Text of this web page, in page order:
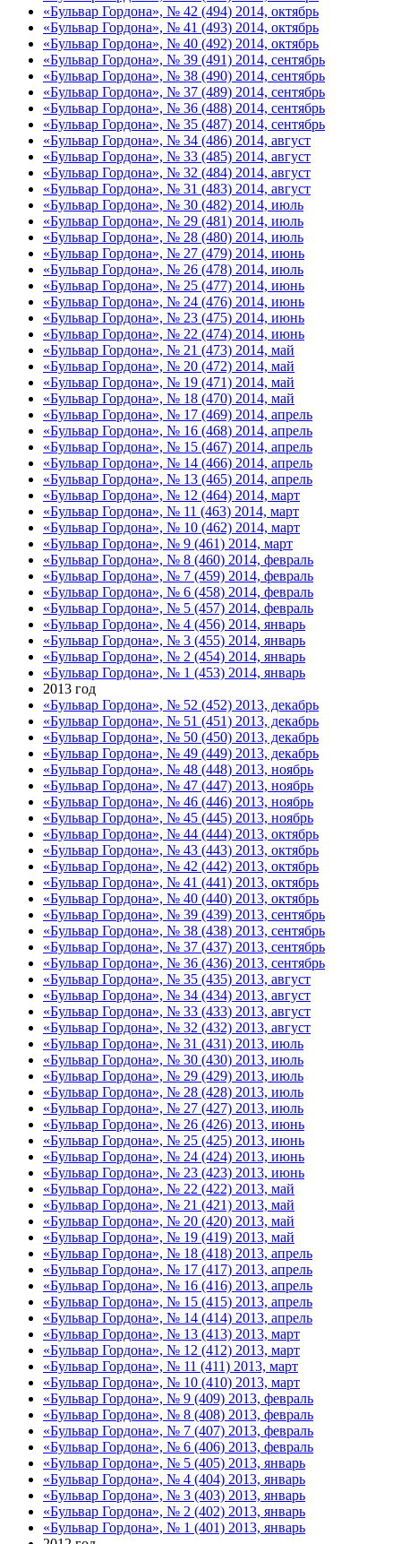
«Бульвар Гордона», № 42 (494) 2014, октябрь
«Бульвар Гордона», № 41 (493) 2014, октябрь
«Бульвар Гордона», № 40 (492) 2014, октябрь
«Бульвар Гордона», № 39 (491) 2014, сентябрь
«Бульвар Гордона», № 38 (490) 2014, сентябрь
«Бульвар Гордона», № 37 (489) 2014, сентябрь
«Бульвар Гордона», № 36 (488) 2014, сентябрь
«Бульвар Гордона», № 35 (487) 2014, сентябрь
«Бульвар Гордона», № 34 (486) 2014, август
«Бульвар Гордона», № 33 (485) 2014, август
«Бульвар Гордона», № 32 (484) 2014, август
«Бульвар Гордона», № 31 (483) 2014, август
«Бульвар Гордона», № 30 (482) 2014, июль
«Бульвар Гордона», № 29 (481) 2014, июль
«Бульвар Гордона», № 28 (480) 2014, июль
«Бульвар Гордона», № 27 (479) 2014, июнь
«Бульвар Гордона», № 26 (478) 2014, июль
«Бульвар Гордона», № 25 (477) 2014, июнь
«Бульвар Гордона», № 24 (476) 2014, июнь
«Бульвар Гордона», № 23 (475) 2014, июнь
«Бульвар Гордона», № 22 (474) 2014, июнь
«Бульвар Гордона», № 21 (473) 2014, май
«Бульвар Гордона», № 20 (472) 2014, май
«Бульвар Гордона», № 19 (471) 2014, май
«Бульвар Гордона», № 18 (470) 2014, май
«Бульвар Гордона», № 17 (469) 2014, апрель
«Бульвар Гордона», № 16 (468) 2014, апрель
«Бульвар Гордона», № 15 (467) 2014, апрель
«Бульвар Гордона», № 14 (466) 2014, апрель
«Бульвар Гордона», № 13 (465) 2014, апрель
«Бульвар Гордона», № 12 (464) 2014, март
«Бульвар Гордона», № 11 (463) 2014, март
«Бульвар Гордона», № 10 (462) 2014, март
«Бульвар Гордона», № 9 (461) 2014, март
«Бульвар Гордона», № 8 (460) 2014, февраль
«Бульвар Гордона», № 7 (459) 2014, февраль
«Бульвар Гордона», № 6 (458) 2014, февраль
«Бульвар Гордона», № 5 (457) 2014, февраль
«Бульвар Гордона», № 4 (456) 2014, январь
«Бульвар Гордона», № 3 (455) 2014, январь
«Бульвар Гордона», № 2 (454) 2014, январь
«Бульвар Гордона», № 1 (453) 2014, январь
2013 год
«Бульвар Гордона», № 52 (452) 2013, декабрь
«Бульвар Гордона», № 51 (451) 2013, декабрь
«Бульвар Гордона», № 50 (450) 2013, декабрь
«Бульвар Гордона», № 49 (449) 2013, декабрь
«Бульвар Гордона», № 48 (448) 2013, ноябрь
«Бульвар Гордона», № 47 (447) 2013, ноябрь
«Бульвар Гордона», № 46 (446) 2013, ноябрь
«Бульвар Гордона», № 45 (445) 2013, ноябрь
«Бульвар Гордона», № 44 (444) 2013, октябрь
«Бульвар Гордона», № 43 (443) 2013, октябрь
«Бульвар Гордона», № 42 (442) 2013, октябрь
«Бульвар Гордона», № 41 (441) 2013, октябрь
«Бульвар Гордона», № 40 (440) 2013, октябрь
«Бульвар Гордона», № 39 (439) 2013, сентябрь
«Бульвар Гордона», № 38 (438) 2013, сентябрь
«Бульвар Гордона», № 37 (437) 2013, сентябрь
«Бульвар Гордона», № 36 (436) 2013, сентябрь
«Бульвар Гордона», № 35 (435) 2013, август
«Бульвар Гордона», № 34 (434) 2013, август
«Бульвар Гордона», № 33 (433) 2013, август
«Бульвар Гордона», № 32 (432) 2013, август
«Бульвар Гордона», № 31 (431) 2013, июль
«Бульвар Гордона», № 30 (430) 2013, июль
«Бульвар Гордона», № 29 (429) 2013, июль
«Бульвар Гордона», № 28 (428) 2013, июль
«Бульвар Гордона», № 27 (427) 2013, июль
«Бульвар Гордона», № 26 (426) 2013, июнь
«Бульвар Гордона», № 25 (425) 2013, июнь
«Бульвар Гордона», № 24 (424) 2013, июнь
«Бульвар Гордона», № 23 (423) 2013, июнь
«Бульвар Гордона», № 22 (422) 2013, май
«Бульвар Гордона», № 21 (421) 2013, май
«Бульвар Гордона», № 20 (420) 2013, май
«Бульвар Гордона», № 19 (419) 2013, май
«Бульвар Гордона», № 18 (418) 2013, апрель
«Бульвар Гордона», № 17 (417) 2013, апрель
«Бульвар Гордона», № 16 (416) 2013, апрель
«Бульвар Гордона», № 15 (415) 2013, апрель
«Бульвар Гордона», № 14 (414) 2013, апрель
«Бульвар Гордона», № 13 (413) 2013, март
«Бульвар Гордона», № 12 (412) 2013, март
«Бульвар Гордона», № 11 (411) 2013, март
«Бульвар Гордона», № 10 (410) 2013, март
«Бульвар Гордона», № 9 (409) 2013, февраль
«Бульвар Гордона», № 8 (408) 2013, февраль
«Бульвар Гордона», № 7 (407) 2013, февраль
«Бульвар Гордона», № 6 (406) 2013, февраль
«Бульвар Гордона», № 5 (405) 2013, январь
«Бульвар Гордона», № 4 (404) 2013, январь
«Бульвар Гордона», № 3 (403) 2013, январь
«Бульвар Гордона», № 2 (402) 2013, январь
«Бульвар Гордона», № 1 (401) 2013, январь